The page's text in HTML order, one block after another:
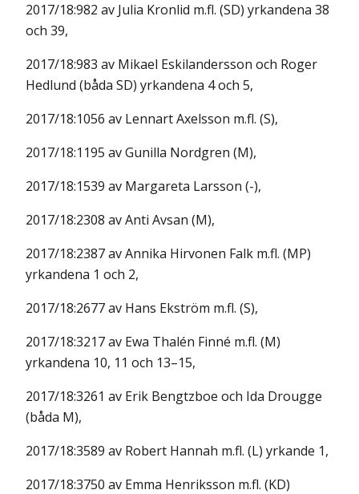
2017/18:982 av Julia Kronlid m.fl. (SD) yrkandena 38
och 39,
2017/18:983 av Mikael Eskilandersson och Roger
Hedlund (båda SD) yrkandena 4 och 5,
2017/18:1056 av Lennart Axelsson m.fl. (S),
2017/18:1195 av Gunilla Nordgren (M),
2017/18:1539 av Margareta Larsson (-),
2017/18:2308 av Anti Avsan (M),
2017/18:2387 av Annika Hirvonen Falk m.fl. (MP)
yrkandena 1 och 2,
2017/18:2677 av Hans Ekström m.fl. (S),
2017/18:3217 av Ewa Thalén Finné m.fl. (M)
yrkandena 10, 11 och 13–15,
2017/18:3261 av Erik Bengtzboe och Ida Drougge
(båda M),
2017/18:3589 av Robert Hannah m.fl. (L) yrkande 1,
2017/18:3750 av Emma Henriksson m.fl. (KD)